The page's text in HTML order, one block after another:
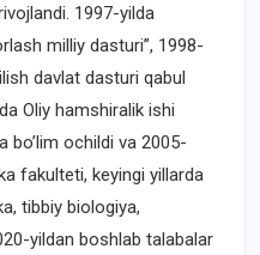
1997-yilda
milliy dasturi”, 1998-
davlat dasturi qabul
Oliy hamshiralik ishi
bo’lim ochildi va 2005-
fakulteti, keyingi yillarda
tibbiy biologiya,
yildan boshlab talabalar